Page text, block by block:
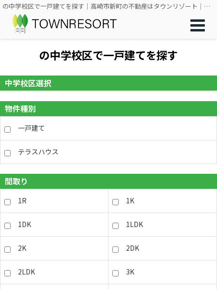
の中学校区で一戸建てを探す｜高崎市新町の不動産はタウンリゾート｜土地・一戸建て・アパート・マンション
の中学校区で一戸建てを探す
中学校区選択
物件種別
一戸建て
テラスハウス
間取り
1R 1K
1DK 1LDK
2K 2DK
2LDK 3K